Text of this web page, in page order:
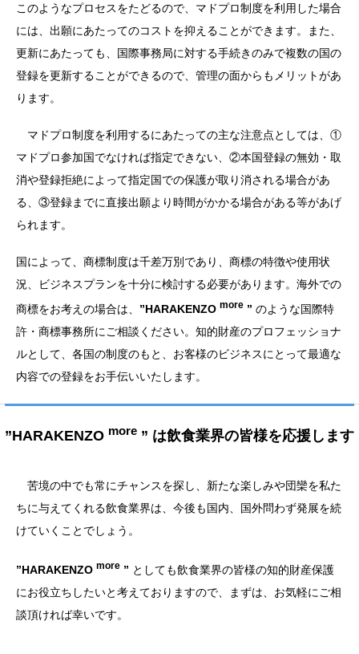
このようなプロセスをたどるので、マドプロ制度を利用した場合
には、出願にあたってのコストを抑えることができます。また、
更新にあたっても、国際事務局に対する手続きのみで複数の国の
登録を更新することができるので、管理の面からもメリットがあ
ります。
マドプロ制度を利用するにあたっての主な注意点としては、①
マドプロ参加国でなければ指定できない、②本国登録の無効・取
消や登録拒絶によって指定国での保護が取り消される場合があ
る、③登録までに直接出願より時間がかかる場合がある等があげ
られます。
国によって、商標制度は千差万別であり、商標の特徴や使用状
況、ビジネスプランを十分に検討する必要があります。海外での
商標をお考えの場合は、 ”HARAKENZO more ” のような国際特
許・商標事務所にご相談ください。知的財産のプロフェッショナ
ルとして、各国の制度のもと、お客様のビジネスにとって最適な
内容での登録をお手伝いいたします。
”HARAKENZO more ” は飲食業界の皆様を応援します
苦境の中でも常にチャンスを探し、新たな楽しみや団欒を私た
ちに与えてくれる飲食業界は、今後も国内、国外問わず発展を続
けていくことでしょう。
”HARAKENZO more ” としても飲食業界の皆様の知的財産保護
にお役立ちしたいと考えておりますので、まずは、お気軽にご相
談頂ければ幸いです。